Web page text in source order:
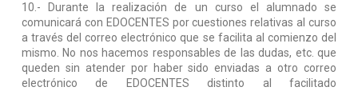
10.- Durante la realización de un curso el alumnado se
comunicará con EDOCENTES por cuestiones relativas al curso
a través del correo electrónico que se facilita al comienzo del
mismo. No nos hacemos responsables de las dudas, etc. que
queden sin atender por haber sido enviadas a otro correo
electrónico de EDOCENTES distinto al facilitado